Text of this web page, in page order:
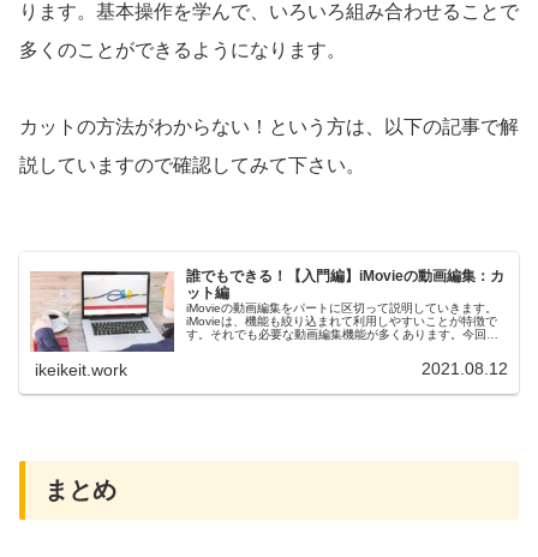
ります。基本操作を学んで、いろいろ組み合わせることで
多くのことができるようになります。
カットの方法がわからない！という方は、以下の記事で解
説していますので確認してみて下さい。
誰でもできる！【入門編】iMovieの動画編集：カ
ット編
iMovieの動画編集をパートに区切って説明していきます。
iMovieは、機能も絞り込まれて利用しやすいことが特徴で
す。それでも必要な動画編集機能が多くあります。今回
ikeikeit.work 2021.08.12
まとめ